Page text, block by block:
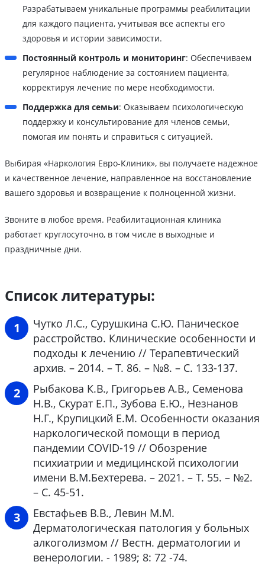
Разрабатываем уникальные программы реабилитации
для каждого пациента, учитывая все аспекты его
здоровья и истории зависимости.
Постоянный контроль и мониторинг: Обеспечиваем
регулярное наблюдение за состоянием пациента,
корректируя лечение по мере необходимости.
Поддержка для семьи: Оказываем психологическую
поддержку и консультирование для членов семьи,
помогая им понять и справиться с ситуацией.
Выбирая «Наркология Евро-Клиник», вы получаете надежное
и качественное лечение, направленное на восстановление
вашего здоровья и возвращение к полноценной жизни.
Звоните в любое время. Реабилитационная клиника
работает круглосуточно, в том числе в выходные и
праздничные дни.
Список литературы:
Чутко Л.С., Сурушкина С.Ю. Паническое
расстройство. Клинические особенности и
подходы к лечению // Терапевтический
архив. – 2014. – Т. 86. – №8. – С. 133-137.
Рыбакова К.В., Григорьев А.В., Семенова
Н.В., Скурат Е.П., Зубова Е.Ю., Незнанов
Н.Г., Крупицкий Е.М. Особенности оказания
наркологической помощи в период
пандемии COVID-19 // Обозрение
психиатрии и медицинской психологии
имени В.М.Бехтерева. – 2021. – Т. 55. – №2.
– С. 45-51.
Евстафьев В.В., Левин М.М.
Дерматологическая патология у больных
алкоголизмом // Вестн. дерматологии и
венерологии. - 1989; 8: 72 -74.